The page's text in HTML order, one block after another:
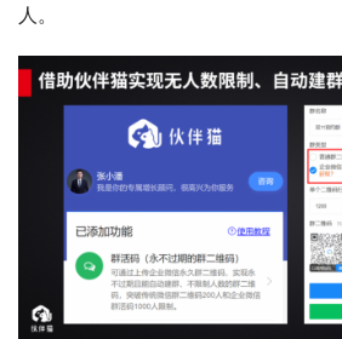
人。